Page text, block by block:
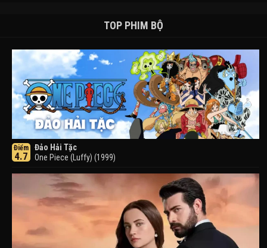
TOP PHIM BỘ
Điểm
4.7
Đảo Hải Tặc
One Piece (Luffy) (1999)